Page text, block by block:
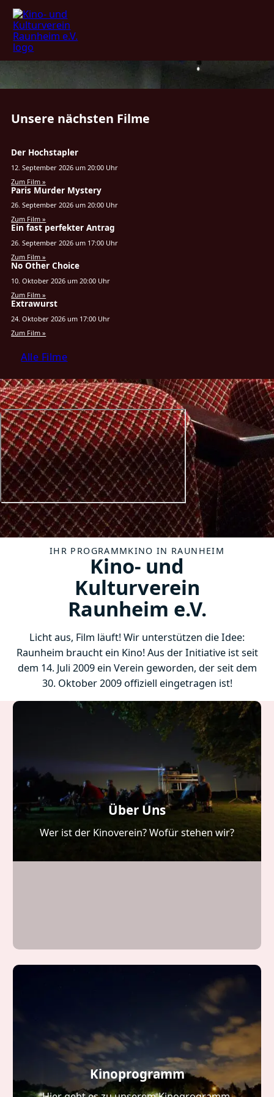
Unsere nächsten Filme
Der Hochstapler
12. September 2026 um 20:00 Uhr
Zum Film »
Paris Murder Mystery
26. September 2026 um 20:00 Uhr
Zum Film »
Ein fast perfekter Antrag
26. September 2026 um 17:00 Uhr
Zum Film »
No Other Choice
10. Oktober 2026 um 20:00 Uhr
Zum Film »
Extrawurst
24. Oktober 2026 um 17:00 Uhr
Zum Film »
Alle Filme
Kino- und
Kulturverein
Raunheim e.V.
IHR PROGRAMMKINO IN RAUNHEIM
Licht aus, Film läuft! Wir unterstützen die Idee:
Raunheim braucht ein Kino! Aus der Initiative ist seit
dem 14. Juli 2009 ein Verein geworden, der seit dem
30. Oktober 2009 offiziell eingetragen ist!
Über Uns
Wer ist der Kinoverein? Wofür stehen wir?
Kinoprogramm